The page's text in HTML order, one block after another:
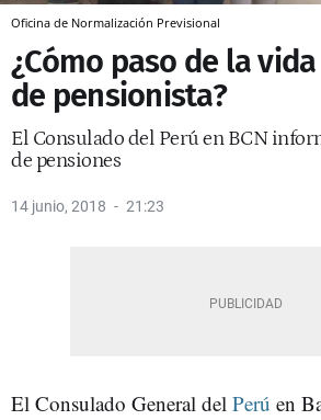
Oficina de Normalización Previsional
¿Cómo paso de la
de pensionista?
El Consulado del Perú en BCN
de pensiones
14 junio, 2018 21:23
El Consulado General del Perú en